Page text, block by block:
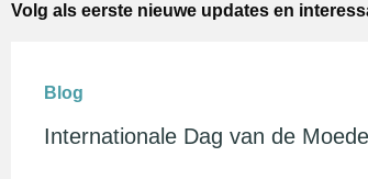
Volg als eerste nieuwe updates en
Blog
Internationale Dag van de